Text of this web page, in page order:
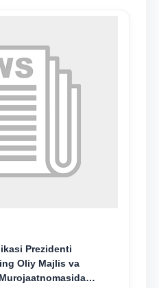
Prezidenti
Oliy Majlis va